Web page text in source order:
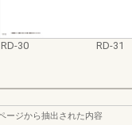
RD-30 RD-31
ージから抽出された内容